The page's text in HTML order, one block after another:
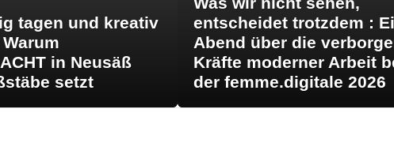
tagen und kreativ
in Neusäß
setzt
entscheidet trotzdem :
Abend über die
Kräfte moderner Arbeit
der femme.digitale 2026